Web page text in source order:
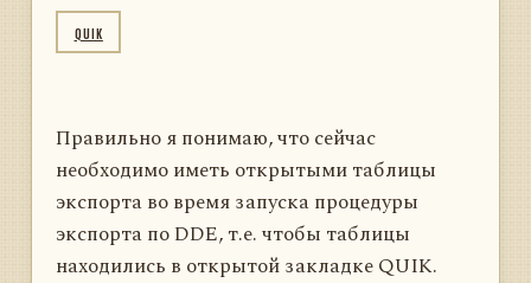
QUIK
Правильно я понимаю, что сейчас
необходимо иметь открытыми таблицы
экспорта во время запуска процедуры
экспорта по DDE, т.е. чтобы таблицы
находились в открытой закладке QUIK.